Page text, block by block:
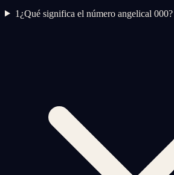
1 ¿Qué significa el número angelical 000?